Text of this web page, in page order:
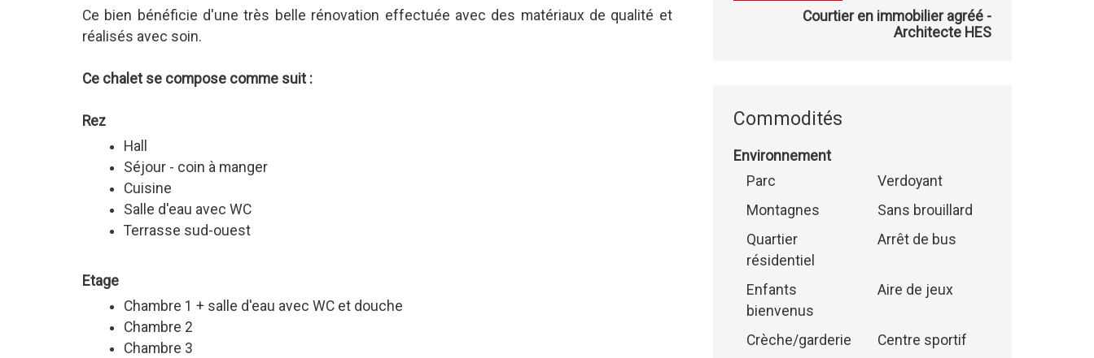
Ce bien bénéficie d'une très belle rénovation effectuée avec des matériaux de qualité et
réalisés avec soin.
Ce chalet se compose comme suit :
Rez
Hall
Séjour - coin à manger
Cuisine
Salle d'eau avec WC
Terrasse sud-ouest
Etage
Chambre 1 + salle d'eau avec WC et douche
Chambre 2
Chambre 3
Courtier en immobilier agréé -
Architecte HES
Commodités
Environnement
Parc
Verdoyant
Montagnes
Sans brouillard
Quartier
résidentiel
Arrêt de bus
Enfants
bienvenus
Aire de jeux
Crèche/garderie
Centre sportif